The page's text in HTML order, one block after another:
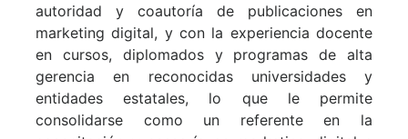
autoridad y coautoría de publicaciones en
marketing digital, y con la experiencia docente
en cursos, diplomados y programas de alta
gerencia en reconocidas universidades y
entidades estatales, lo que le permite
consolidarse como un referente en la